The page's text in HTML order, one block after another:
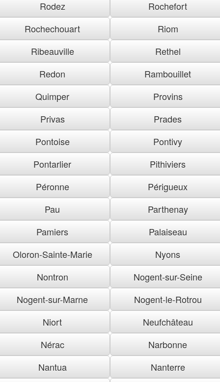
Rodez
Rochefort
Rochechouart
Riom
Ribeauville
Rethel
Redon
Rambouillet
Quimper
Provins
Privas
Prades
Pontoise
Pontivy
Pontarlier
Pithiviers
Péronne
Périgueux
Pau
Parthenay
Pamiers
Palaiseau
Oloron-Sainte-Marie
Nyons
Nontron
Nogent-sur-Seine
Nogent-sur-Marne
Nogent-le-Rotrou
Niort
Neufchâteau
Nérac
Narbonne
Nantua
Nanterre